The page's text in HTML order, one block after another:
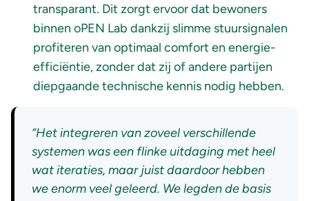
transparant. Dit zorgt ervoor dat bewoners
binnen oPEN Lab dankzij slimme stuursignalen
profiteren van optimaal comfort en energie-
efficiëntie, zonder dat zij of andere partijen
diepgaande technische kennis nodig hebben.
“Het integreren van zoveel verschillende
systemen was een flinke uitdaging met heel
wat iteraties, maar juist daardoor hebben
we enorm veel geleerd. We legden de basis